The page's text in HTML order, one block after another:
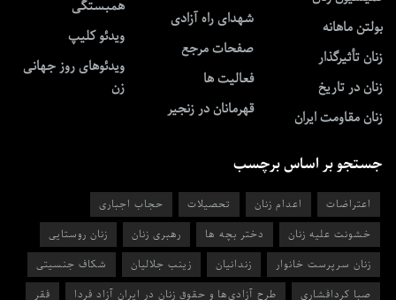
بولتن ماهانه
زنان تأثیرگذار
زنان در تاریخ
زنان مقاومت ایران
شهدای راه آزادی
صفحات مرجع
فعالیت ها
قهرمانان در زنجیر
همبستگی
ویدئو کلیپ
ویدئوهای روز جهانی
زن
جستجو بر اساس برچسب
اعتراضات اعدام زنان تحصیلات
حجاب اجباری
خشونت علیه زنان
دختر بچه ها رهبری زنان
زنان روستایی
زنان سرپرست خانوار
زندانیان زینب جلالیان
شکاف جنسیتی
صبا کردافشاری
طرح آزادی‌ها و حقوق زنان در ایران آزاد فردا فقر